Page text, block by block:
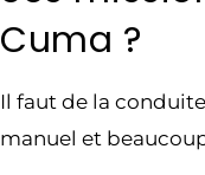
Cuma ?
Il faut de la
manuel et